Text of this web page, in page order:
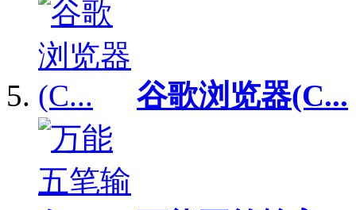
谷歌浏览器(C...